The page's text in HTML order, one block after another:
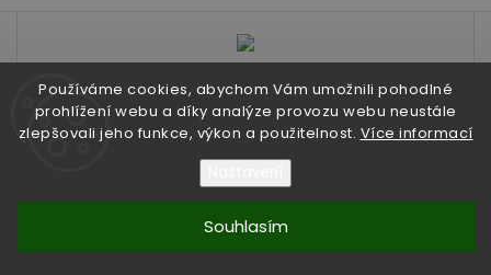
Používáme cookies, abychom Vám umožnili pohodlné
prohlížení webu a díky analýze provozu webu neustále
zlepšovali jeho funkce, výkon a použitelnost. Více informací
Souhlasím
Copyright 2026www.FLACARP.com. Všechna práva vyhrazena.
Shoptet| Design